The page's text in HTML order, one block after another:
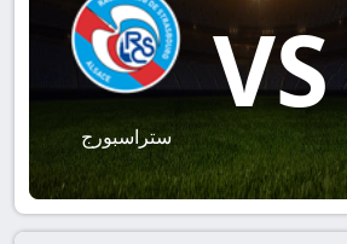
VS
ستراسبورج